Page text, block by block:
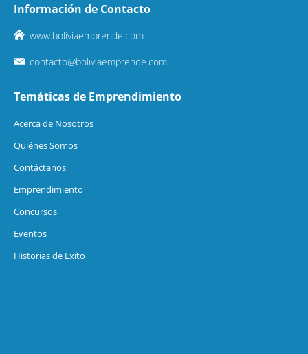
Información de Contacto
www.boliviaemprende.com
contacto@boliviaemprende.com
Temáticas de Emprendimiento
Acerca de Nosotros
Quiénes Somos
Contáctanos
Emprendimiento
Concursos
Eventos
Historias de Exíto